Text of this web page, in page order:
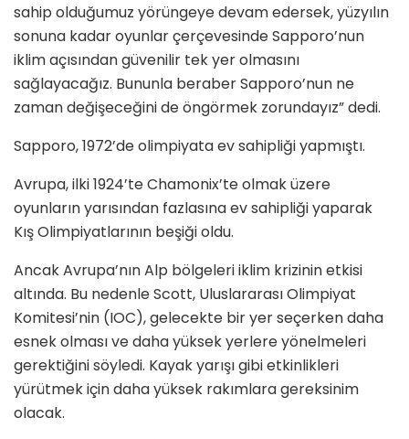
sahip olduğumuz yörüngeye devam edersek, yüzyılın
sonuna kadar oyunlar çerçevesinde Sapporo’nun
iklim açısından güvenilir tek yer olmasını
sağlayacağız. Bununla beraber Sapporo’nun ne
zaman değişeceğini de öngörmek zorundayız” dedi.
Sapporo, 1972’de olimpiyata ev sahipliği yapmıştı.
Avrupa, ilki 1924’te Chamonix’te olmak üzere
oyunların yarısından fazlasına ev sahipliği yaparak
Kış Olimpiyatlarının beşiği oldu.
Ancak Avrupa’nın Alp bölgeleri iklim krizinin etkisi
altında. Bu nedenle Scott, Uluslararası Olimpiyat
Komitesi’nin (IOC), gelecekte bir yer seçerken daha
esnek olması ve daha yüksek yerlere yönelmeleri
gerektiğini söyledi. Kayak yarışı gibi etkinlikleri
yürütmek için daha yüksek rakımlara gereksinim
olacak.